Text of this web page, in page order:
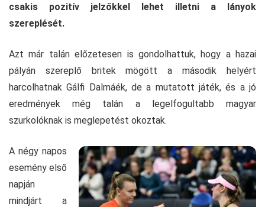
csakis pozitív jelzőkkel lehet illetni a lányok
szereplését.
Azt már talán előzetesen is gondolhattuk, hogy a hazai
pályán szereplő britek mögött a második helyért
harcolhatnak Gálfi Dalmáék, de a mutatott játék, és a jó
eredmények még talán a legelfogultabb magyar
szurkolóknak is meglepetést okoztak.
A négy napos
esemény első
napján
mindjárt a